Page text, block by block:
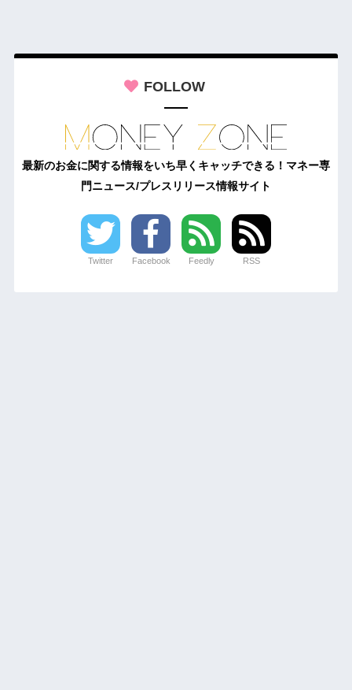
FOLLOW
最新のお金に関する情報をいち早くキャッチできる！マネー専
門ニュース/プレスリリース情報サイト
Twitter Facebook Feedly RSS